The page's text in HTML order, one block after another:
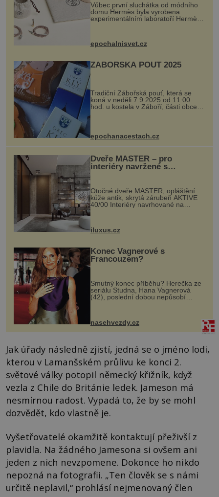
Vůbec první sluchátka od módního
domu Hermès byla vyrobena
experimentálním laboratoří Hermès
kovový...
epochalnisvet.cz
ZÁBOŘSKÁ POUŤ 2025
Tradiční Zábořská pouť, která se
koná v neděli 7.9.2025 od 11:00
hod. u kostela v Záboří, části obce
Kly u Mělníka. V programu naleznete
komentovanou prohlídku kostela,
epochanacestach.cz
Dveře MASTER – pro
interiéry navržené s
rozumem i vášní!
Otočné dveře MASTER, opláštění
kůže antik, skrytá zárubeň AKTIVE
40/00 Interiéry navrhované na
zakázku často vyžadují atypické
rozměry nejen nábytku, ale i
dnes umož...
iluxus.cz
Konec Vagnerové s
Francouzem?
Smutný konec příběhu? Herečka ze
seriálu Studna, Hana Vagnerová
(42), poslední dobou nepůsobí
nasehvezdy.cz
Jak úřady následně zjistí, jedná se o jméno lodi,
kterou v Lamanšském průlivu ke konci 2.
světové války potopil německý křižník, když
vezla z Chile do Británie ledek. Jameson má
nesmírnou radost. Vypadá to, že by se mohl
dozvědět, kdo vlastně je.
Vyšetřovatelé okamžitě kontaktují přeživší z
plavidla. Na žádného Jamesona si ovšem ani
jeden z nich nevzpomene. Dokonce ho nikdo
nepozná na fotografii. „Ten člověk se s námi
určitě neplavil,“ prohlásí nejmenovaný člen